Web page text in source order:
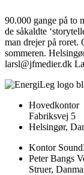
90.000 gange på to
de såkaldte
man drejer på roret.
sommeren.
larsl@jfmedier.dk
Hovedkontor
Fabriksvej 5
Helsingør,
Kontor
Peter Bangs
Struer,